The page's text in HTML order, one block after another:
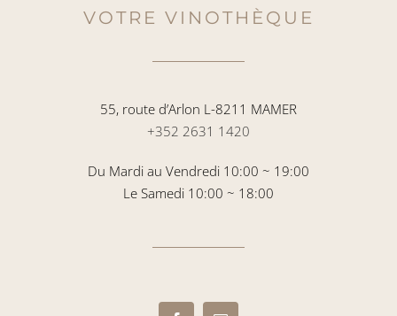
VOTRE VINOTHÈQUE
55, route d’Arlon L-8211 MAMER
+352 2631 1420
Du Mardi au Vendredi 10:00 ~ 19:00
Le Samedi 10:00 ~ 18:00